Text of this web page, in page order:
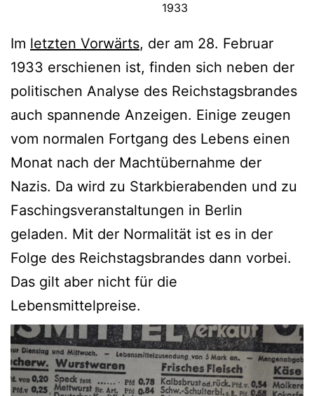
1933
Im letzten Vorwärts, der am 28. Februar
1933 erschienen ist, finden sich neben der
politischen Analyse des Reichstagsbrandes
auch spannende Anzeigen. Einige zeugen
vom normalen Fortgang des Lebens einen
Monat nach der Machtübernahme der
Nazis. Da wird zu Starkbierabenden und zu
Faschingsveranstaltungen in Berlin
geladen. Mit der Normalität ist es in der
Folge des Reichstagsbrandes dann vorbei.
Das gilt aber nicht für die
Lebensmittelpreise.